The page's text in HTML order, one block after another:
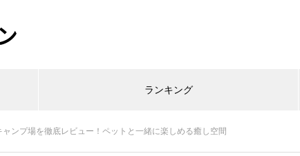
ランキング
ャンプ場を徹底レビュー！ペットと一緒に楽しめる癒し空間